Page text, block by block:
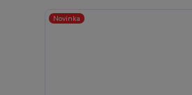
Novinka